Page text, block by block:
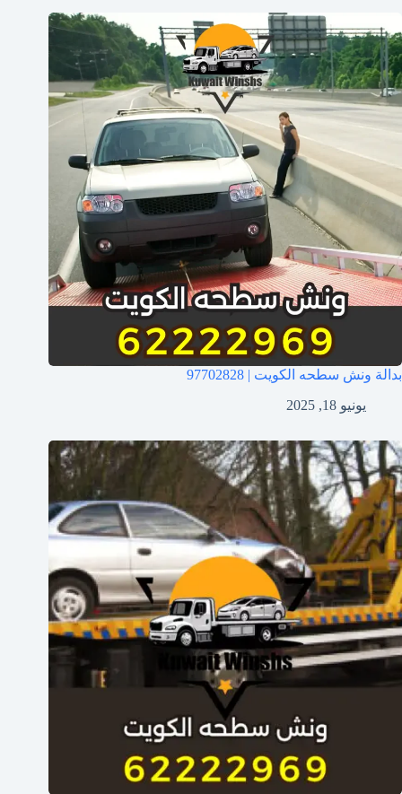
بدالة ونش سطحه الكويت | 97702828
يونيو 18, 2025